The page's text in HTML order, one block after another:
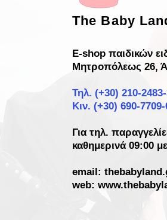
The Baby
E-shop παιδικών
Μητροπόλεως 26,
Τηλ. (+30)210-
Κιν. (+30) 690-
Για τηλ.
καθημερινά 09:00
email:
web: www.